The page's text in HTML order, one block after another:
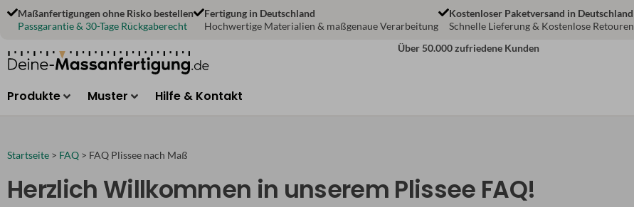
Zum
Inhalt
Maßanfertigungen ohne Risko bestellen
Passgarantie & 30-Tage Rückgaberecht
Fertigung in Deutschland
Hochwertige Materialien & maßgenaue Verarbeitung
Kostenloser Paketversand in Deutschland
Schnelle Lieferung & Kostenlose Retouren
Über 50.000 zufriedene Kunden
Produkte Muster Hilfe & Kontakt
Startseite > FAQ > FAQ Plissee nach Maß
Herzlich Willkommen in unserem Plissee FAQ!